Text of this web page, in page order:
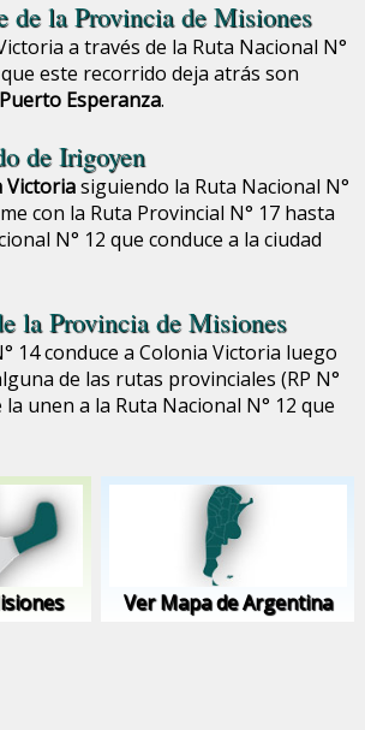
de la Provincia de Misiones
a través de la Ruta Nacional N°
que este recorrido deja atrás son
Puerto Esperanza.
de Irigoyen
Victoriasiguiendo la Ruta Nacional N°
con la Ruta Provincial N° 17 hasta
N° 12 que conduce a la ciudad
la Provincia de Misiones
14 conduce a Colonia Victoria luego
de las rutas provinciales (RP N°
la unen a la Ruta Nacional N° 12 que
Ver Mapa de Argentina